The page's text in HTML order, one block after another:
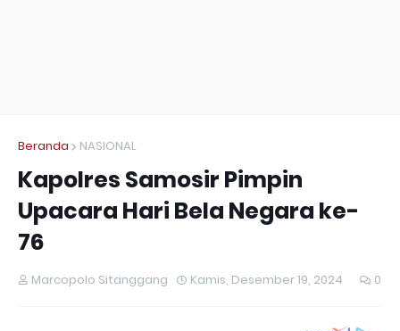
Beranda NASIONAL
Kapolres Samosir Pimpin
Upacara Hari Bela Negara ke-
76
Marcopolo Sitanggang Kamis, Desember 19, 2024 0